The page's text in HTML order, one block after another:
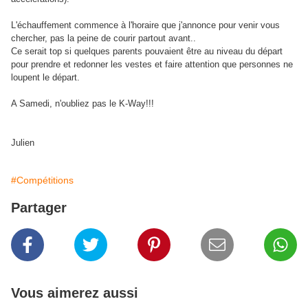
L'échauffement commence à l'horaire que j'annonce pour venir vous
chercher, pas la peine de courir partout avant..
Ce serait top si quelques parents pouvaient être au niveau du départ
pour prendre et redonner les vestes et faire attention que personnes ne
loupent le départ.
A Samedi, n'oubliez pas le K-Way!!!
Julien
#Compétitions
Partager
Vous aimerez aussi